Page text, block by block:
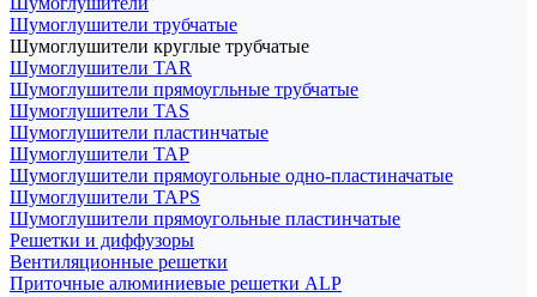
Шумоглушители трубчатые
Шумоглушители круглые трубчатые
Шумоглушители TAR
Шумоглушители прямоугльные трубчатые
Шумоглушители TAS
Шумоглушители пластинчатые
Шумоглушители TAP
Шумоглушители прямоугольные одно-пластиначатые
Шумоглушители TAPS
Шумоглушители прямоугольные пластинчатые
Решетки и диффузоры
Вентиляционные решетки
Приточные алюминиевые решетки ALP